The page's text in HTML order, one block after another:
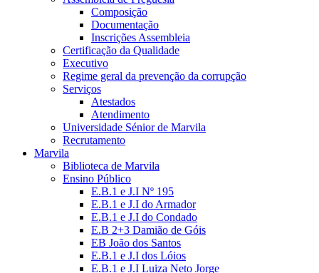
Composição
Documentação
Inscrições Assembleia
Certificação da Qualidade
Executivo
Regime geral da prevenção da corrupção
Serviços
Atestados
Atendimento
Universidade Sénior de Marvila
Recrutamento
Marvila
Biblioteca de Marvila
Ensino Público
E.B.1 e J.I Nº 195
E.B.1 e J.I do Armador
E.B.1 e J.I do Condado
E.B 2+3 Damião de Góis
EB João dos Santos
E.B.1 e J.I dos Lóios
E.B.1 e J.I Luiza Neto Jorge